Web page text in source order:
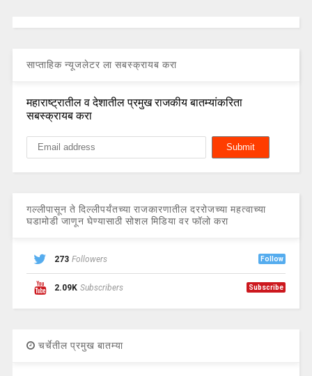
साप्ताहिक न्यूजलेटर ला सबस्क्रायब करा
महाराष्ट्रातील व देशातील प्रमुख राजकीय बातम्यांकरिता
सबस्क्रायब करा
गल्लीपासून ते दिल्लीपर्यंतच्या राजकारणातील दररोजच्या महत्वाच्या
घडामोडी जाणून घेण्यासाठी सोशल मिडिया वर फॉलो करा
273 Followers Follow
2.09K Subscribers Subscribe
चर्चेतील प्रमुख बातम्या